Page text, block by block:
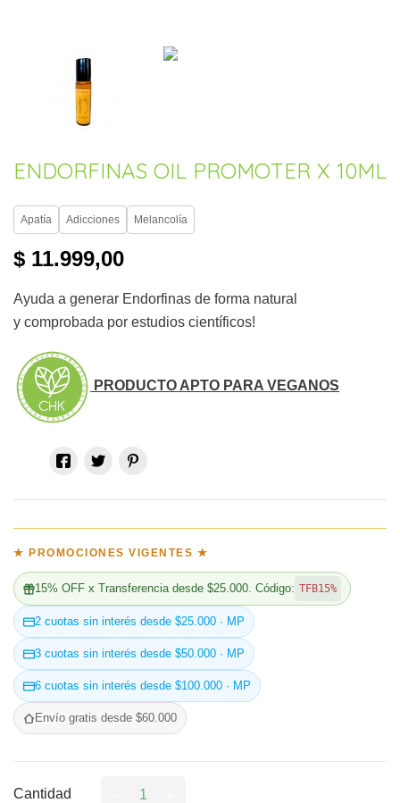
ENDORFINAS OIL PROMOTER X 10ML
Apatía Adicciones Melancolía
$ 11.999,00
Ayuda a generar Endorfinas de forma natural
y comprobada por estudios científicos!
PRODUCTO APTO PARA VEGANOS
★ PROMOCIONES VIGENTES ★
15% OFF x Transferencia desde $25.000. Código: TFB15%
2 cuotas sin interés desde $25.000 · MP
3 cuotas sin interés desde $50.000 · MP
6 cuotas sin interés desde $100.000 · MP
Envío gratis desde $60.000
Cantidad